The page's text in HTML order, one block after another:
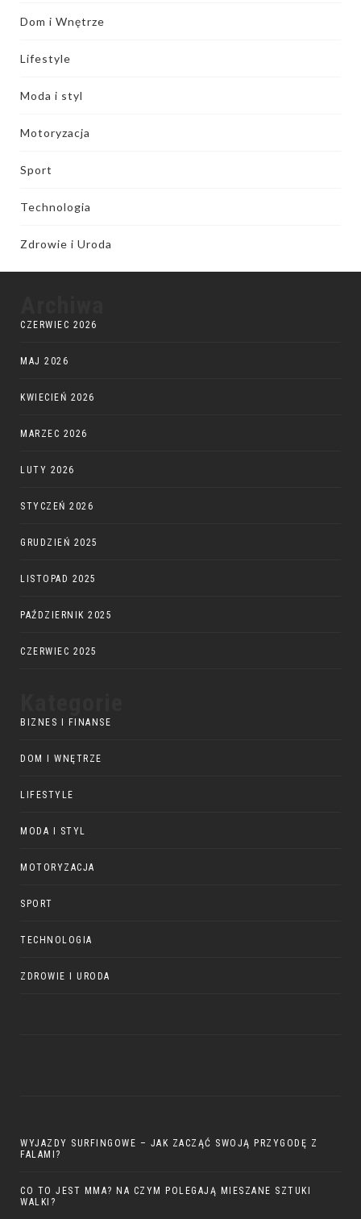
Dom i Wnętrze
Lifestyle
Moda i styl
Motoryzacja
Sport
Technologia
Zdrowie i Uroda
CZERWIEC 2026
MAJ 2026
KWIECIEŃ 2026
MARZEC 2026
LUTY 2026
STYCZEŃ 2026
GRUDZIEŃ 2025
LISTOPAD 2025
PAŹDZIERNIK 2025
CZERWIEC 2025
BIZNES I FINANSE
DOM I WNĘTRZE
LIFESTYLE
MODA I STYL
MOTORYZACJA
SPORT
TECHNOLOGIA
ZDROWIE I URODA
WYJAZDY SURFINGOWE – JAK ZACZĄĆ SWOJĄ PRZYGODĘ Z
FALAMI?
CO TO JEST MMA? NA CZYM POLEGAJĄ MIESZANE SZTUKI
WALKI?